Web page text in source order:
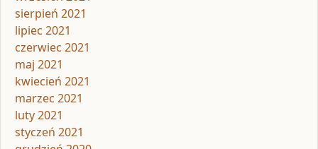
sierpień 2021
lipiec 2021
czerwiec 2021
maj 2021
kwiecień 2021
marzec 2021
luty 2021
styczeń 2021